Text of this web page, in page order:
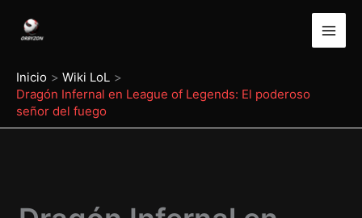
Inicio
Wiki LoL
Dragón Infernal en League of Legends: El poderoso
señor del fuego